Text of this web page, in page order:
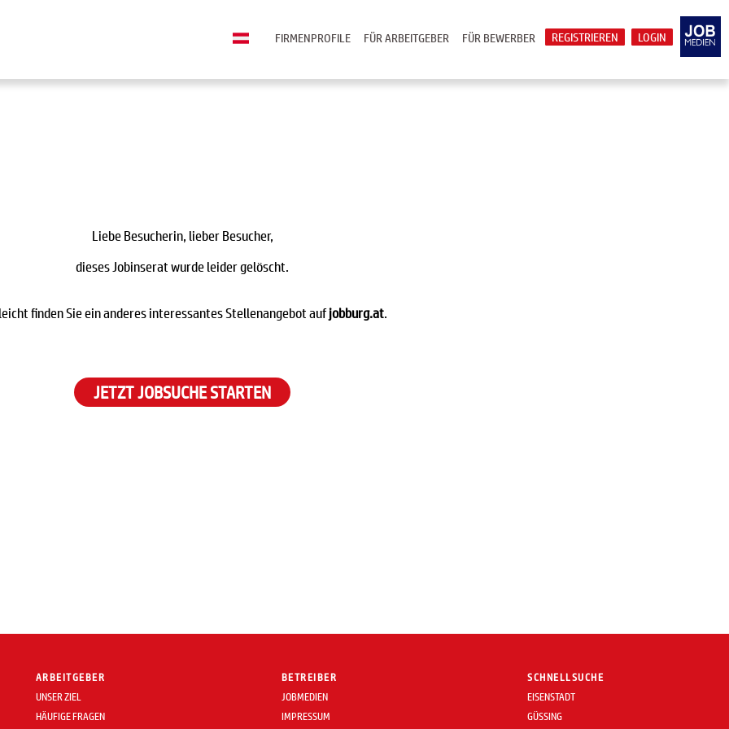
LOGIN
REGISTRIEREN
FÜR BEWERBER
FÜR ARBEITGEBER
FIRMENPROFILE
Liebe Besucherin, lieber Besucher,
dieses Jobinserat wurde leider gelöscht.
finden Sie ein anderes interessantes Stellenangebot aufjobburg.at.
JETZT JOBSUCHE STARTEN
ARBEITGEBER
UNSER ZIEL
HÄUFIGE FRAGEN
BETREIBER
JOBMEDIEN
IMPRESSUM
SCHNELLSUCHE
EISENSTADT
GÜSSING